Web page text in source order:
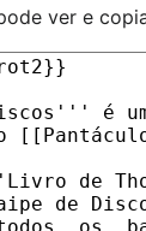
ver e